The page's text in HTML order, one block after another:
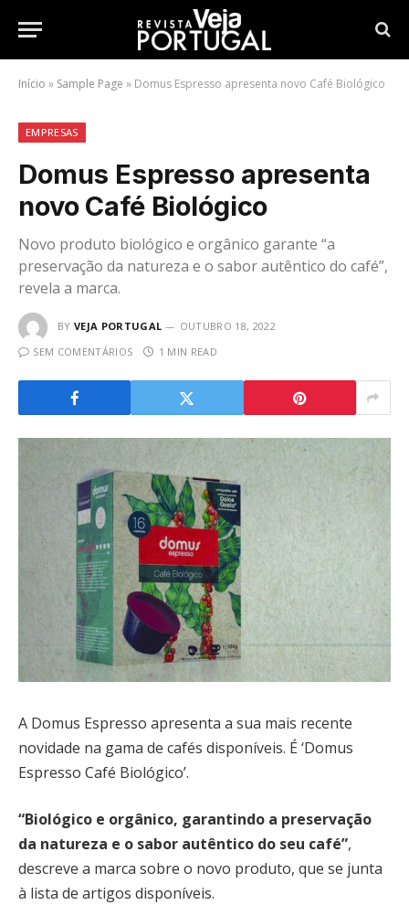
Início » Sample Page » Domus Espresso apresenta novo Café Biológico
EMPRESAS
Domus Espresso apresenta
novo Café Biológico
Novo produto biológico e orgânico garante “a
preservação da natureza e o sabor autêntico do café”,
revela a marca.
BY VEJA PORTUGAL
OUTUBRO 18, 2022
SEM COMENTÁRIOS
1 MIN READ
A Domus Espresso apresenta a sua mais recente
novidade na gama de cafés disponíveis. É ‘Domus
Espresso Café Biológico’.
“Biológico e orgânico, garantindo a preservação
da natureza e o sabor autêntico do seu café”,
descreve a marca sobre o novo produto, que se junta
à lista de artigos disponíveis.